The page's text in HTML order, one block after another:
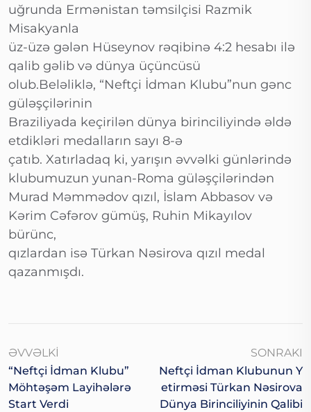
uğrunda Ermənistan təmsilçisi Razmik
Misakyanla
üz-üzə gələn Hüseynov rəqibinə 4:2 hesabı ilə
qalib gəlib və dünya üçüncüsü
olub.Beləliklə, “Neftçi İdman Klubu”nun gənc
güləşçilərinin
Braziliyada keçirilən dünya birinciliyində əldə
etdikləri medalların sayı 8-ə
çatıb. Xatırladaq ki, yarışın əvvəlki günlərində
klubumuzun yunan-Roma güləşçilərindən
Murad Məmmədov qızıl, İslam Abbasov və
Kərim Cəfərov gümüş, Ruhin Mikayılov
bürünc,
qızlardan isə Türkan Nəsirova qızıl medal
qazanmışdı.
ƏVVƏLKI
“Neftçi İdman Klubu”
Möhtəşəm Layihələrə
Start Verdi
SONRAKI
Neftçi İdman Klubunun Y
Etirməsi Türkan Nəsirova
Dünya Birinciliyinin Qalibi